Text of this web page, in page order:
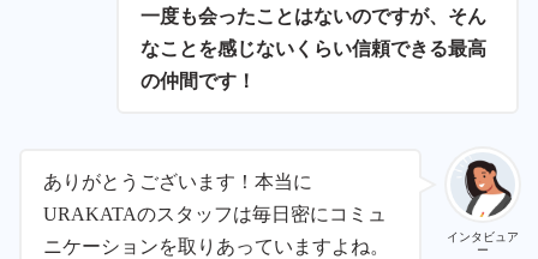
一度も会ったことはないのですが、そん
なことを感じないくらい信頼できる最高
の仲間です！
インタビュア
ー
ありがとうございます！本当に
URAKATAのスタッフは毎日密にコミュ
ニケーションを取りあっていますよね。